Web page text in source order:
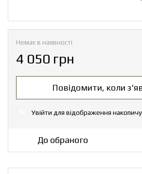
Немає в наявності
4 050 грн
Повідомити, коли
Увійти для відображення
До обраного